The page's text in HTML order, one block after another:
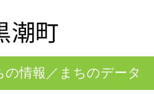
黒潮町の情報を探す
の情報／まちのデータ